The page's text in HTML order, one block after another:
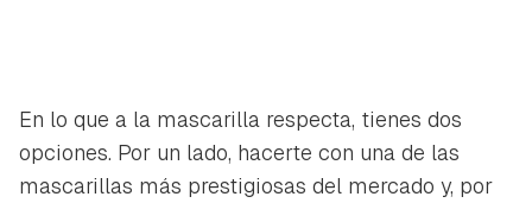
En lo que a la mascarilla respecta, tienes dos
opciones. Por un lado, hacerte con una de las
mascarillas más prestigiosas del mercado y, por